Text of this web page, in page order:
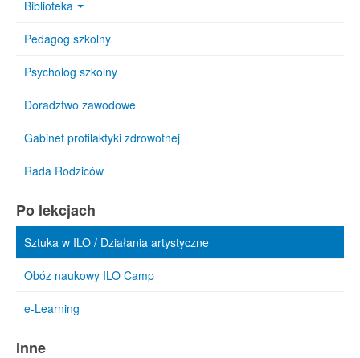
Biblioteka
Pedagog szkolny
Psycholog szkolny
Doradztwo zawodowe
Gabinet profilaktyki zdrowotnej
Rada Rodziców
Po lekcjach
Sztuka w ILO / Działania artystyczne
Obóz naukowy ILO Camp
e-Learning
Inne